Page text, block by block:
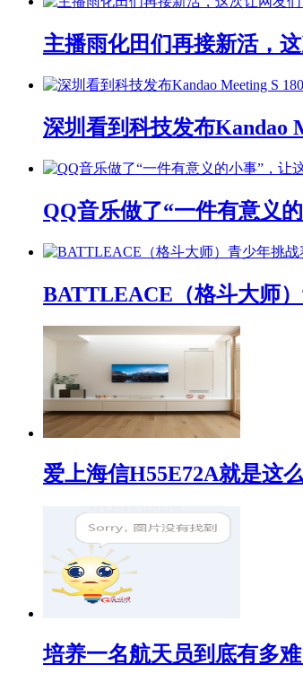
主播雨化田们再接新活，
深圳看到科技发布Kandao
QQ音乐做了“一件有意义
BATTLEACE（格斗大师
爱上海信H55E72A就是这
培养一名航天员到底有多难